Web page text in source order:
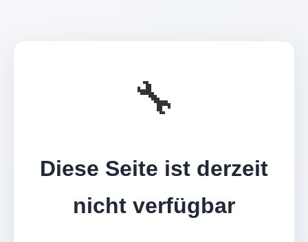
🔧
Diese Seite ist derzeit
nicht verfügbar